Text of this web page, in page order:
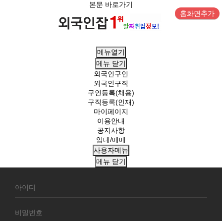
본문 바로가기
홈화면추가
메뉴열기
메뉴 닫기
외국인구인
외국인구직
구인등록(채용)
구직등록(인재)
마이페이지
이용안내
공지사항
임대/매매
사용자메뉴
메뉴 닫기
원
그